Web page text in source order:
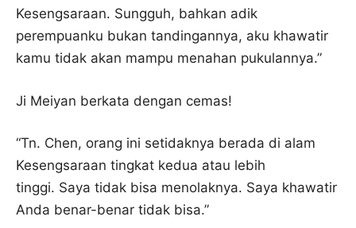
Kesengsaraan. Sungguh, bahkan adik
perempuanku bukan tandingannya, aku khawatir
kamu tidak akan mampu menahan pukulannya.”
Ji Meiyan berkata dengan cemas!
“Tn. Chen, orang ini setidaknya berada di alam
Kesengsaraan tingkat kedua atau lebih
tinggi. Saya tidak bisa menolaknya. Saya khawatir
Anda benar-benar tidak bisa.”